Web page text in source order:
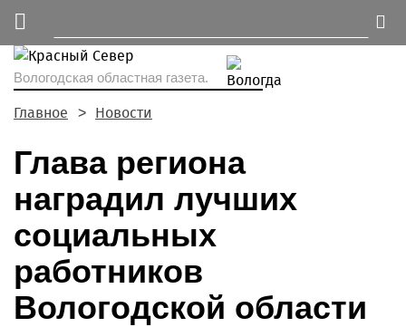
Вологодская областная газета.
Главное Новости
Глава региона
наградил лучших
социальных
работников
Вологодской области